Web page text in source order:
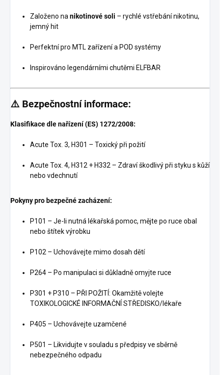
Založeno na nikotinové soli – rychlé vstřebání nikotinu,
jemný hit
Perfektní pro MTL zařízení a POD systémy
Inspirováno legendárními chutěmi ELFBAR
⚠️ Bezpečnostní informace:
Klasifikace dle nařízení (ES) 1272/2008:
Acute Tox. 3, H301 – Toxický při požití
Acute Tox. 4, H312 + H332 – Zdraví škodlivý při styku s kůží
nebo vdechnutí
Pokyny pro bezpečné zacházení:
P101 – Je-li nutná lékařská pomoc, mějte po ruce obal
nebo štítek výrobku
P102 – Uchovávejte mimo dosah dětí
P264 – Po manipulaci si důkladně omyjte ruce
P301 + P310 – PŘI POŽITÍ: Okamžitě volejte
TOXIKOLOGICKÉ INFORMAČNÍ STŘEDISKO/lékaře
P405 – Uchovávejte uzamčené
P501 – Likvidujte v souladu s předpisy ve sběrně
nebezpečného odpadu